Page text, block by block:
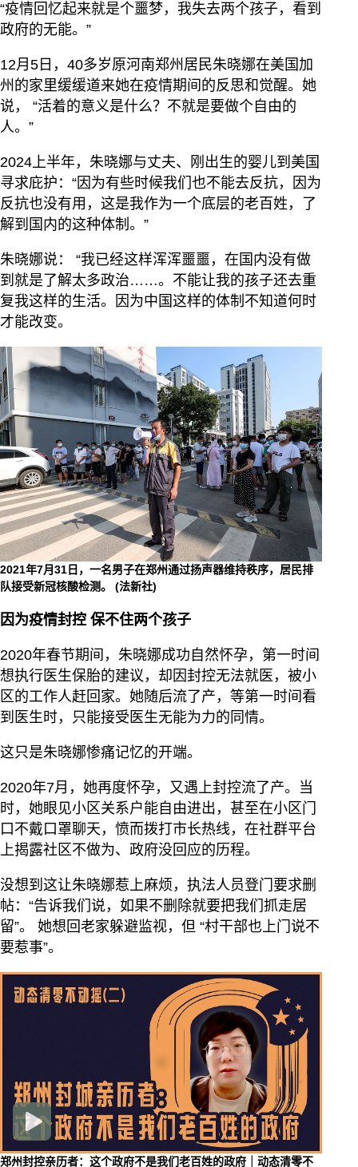
“疫情回忆起来就是个噩梦，我失去两个孩子，看到
政府的无能。”
12月5日，40多岁原河南郑州居民朱晓娜在美国加
州的家里缓缓道来她在疫情期间的反思和觉醒。她
说， “活着的意义是什么？不就是要做个自由的
人。”
2024上半年，朱晓娜与丈夫、刚出生的婴儿到美国
寻求庇护：“因为有些时候我们也不能去反抗，因为
反抗也没有用，这是我作为一个底层的老百姓，了
解到国内的这种体制。”
朱晓娜说： “我已经这样浑浑噩噩，在国内没有做
到就是了解太多政治……。不能让我的孩子还去重
复我这样的生活。因为中国这样的体制不知道何时
才能改变。
2021年7月31日，一名男子在郑州通过扬声器维持秩序，居民排
队接受新冠核酸检测。 (法新社)
因为疫情封控 保不住两个孩子
2020年春节期间，朱晓娜成功自然怀孕，第一时间
想执行医生保胎的建议，却因封控无法就医，被小
区的工作人赶回家。她随后流了产，等第一时间看
到医生时，只能接受医生无能为力的同情。
这只是朱晓娜惨痛记忆的开端。
2020年7月，她再度怀孕，又遇上封控流了产。当
时，她眼见小区关系户能自由进出，甚至在小区门
口不戴口罩聊天，愤而拨打市长热线，在社群平台
上揭露社区不做为、政府没回应的历程。
没想到这让朱晓娜惹上麻烦，执法人员登门要求删
帖：“告诉我们说，如果不删除就要把我们抓走居
留”。 她想回老家躲避监视，但 “村干部也上门说不
要惹事”。
郑州封控亲历者：这个政府不是我们老百姓的政府｜动态清零不